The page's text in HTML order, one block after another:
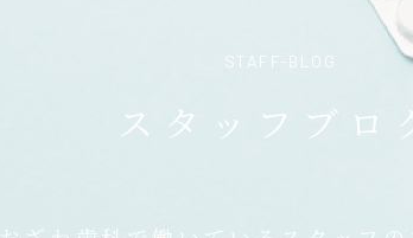
STAFF-BLOG
スタッフブロ